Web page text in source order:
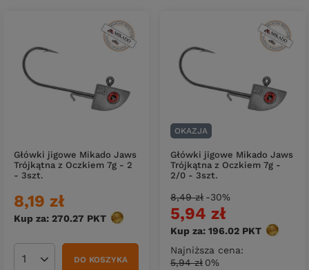
Główki jigowe Mikado Jaws
Trójkątna z Oczkiem 7g - 2
- 3szt.
8,19 zł
Kup za: 270.27 PKT punktów
Ilość produktówDO KOSZYKA
OKAZJA
Główki jigowe Mikado Jaws
Trójkątna z Oczkiem 7g -
2/0 - 3szt.
5,94 zł
Kup za: 196.02 PKT punktów
Najniższa cena:
5,94 zł 0%
8,49 zł -30%